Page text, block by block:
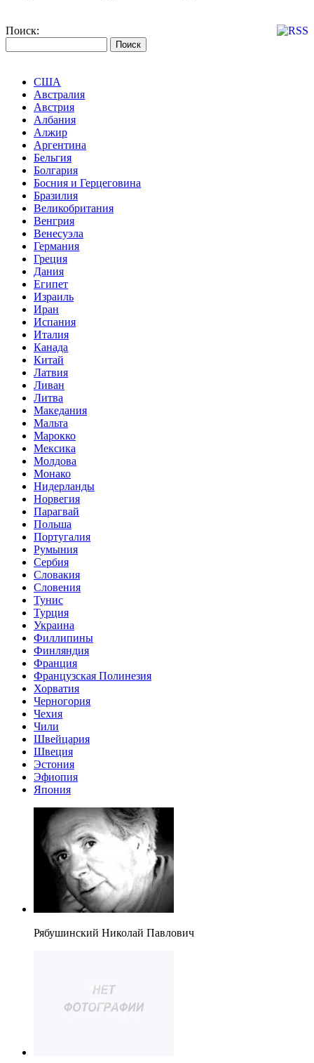
Поиск:
США
Австралия
Австрия
Албания
Алжир
Аргентина
Бельгия
Болгария
Босния и Герцеговина
Бразилия
Великобритания
Венгрия
Венесуэла
Германия
Греция
Дания
Египет
Израиль
Иран
Испания
Италия
Канада
Китай
Латвия
Ливан
Литва
Македания
Мальта
Марокко
Мексика
Молдова
Монако
Нидерланды
Норвегия
Парагвай
Польша
Португалия
Румыния
Сербия
Словакия
Словения
Тунис
Турция
Украина
Филлипины
Финляндия
Франция
Французская Полинезия
Хорватия
Черногория
Чехия
Чили
Швейцария
Швеция
Эстония
Эфиопия
Япония
Рябушинский Николай Павлович